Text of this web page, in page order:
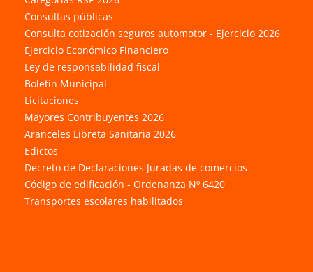
Consultas públicas
Consulta cotización seguros automotor - Ejercicio 2026
Ejercicio Económico Financiero
Ley de responsabilidad fiscal
Boletín Municipal
Licitaciones
Mayores Contribuyentes 2026
Aranceles Libreta Sanitaria 2026
Edictos
Decreto de Declaraciones Juradas de comercios
Código de edificación - Ordenanza Nº 6420
Transportes escolares habilitados